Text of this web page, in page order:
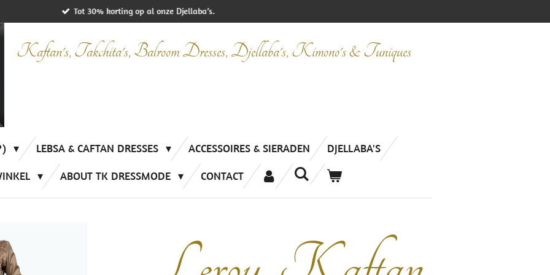
Tot 30% korting op al onze Djellaba’s.
Kaftan's, Takchita's, Balroom Dresses, Djellaba's, Kimono's & Tuniques
LEBSA & CAFTAN DRESSES ACCESSOIRES & SIERADEN
DJELLABA'S
ABOUT TK DRESSMODE CONTACT